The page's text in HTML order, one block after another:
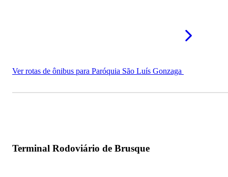
Ver rotas de ônibus para Paróquia São Luís Gonzaga
Terminal Rodoviário de Brusque